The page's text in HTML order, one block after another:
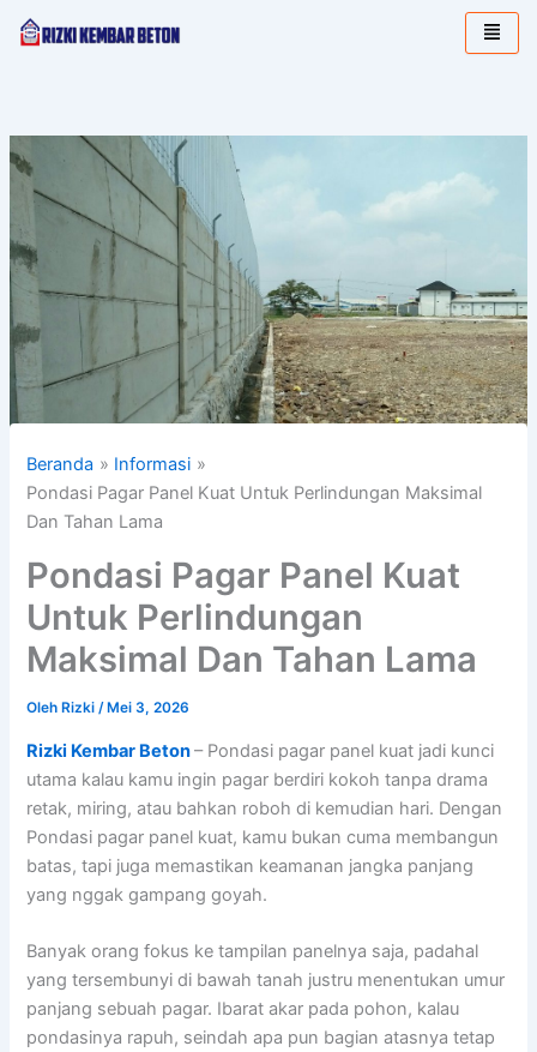
Lewati
Beranda
Informasi
Pondasi Pagar Panel Kuat Untuk Perlindungan Maksimal
Dan Tahan Lama
Pondasi Pagar Panel Kuat
Untuk Perlindungan
Maksimal Dan Tahan Lama
Oleh Rizki/ Mei 3, 2026
Rizki Kembar Beton– Pondasi pagar panel kuat jadi kunci
utama kalau kamu ingin pagar berdiri kokoh tanpa drama
retak, miring, atau bahkan roboh di kemudian hari. Dengan
Pondasi pagar panel kuat, kamu bukan cuma membangun
batas, tapi juga memastikan keamanan jangka panjang
yang nggak gampang goyah.
Banyak orang fokus ke tampilan panelnya saja, padahal
yang tersembunyi di bawah tanah justru menentukan umur
panjang sebuah pagar. Ibarat akar pada pohon, kalau
pondasinya rapuh, seindah apa pun bagian atasnya tetap